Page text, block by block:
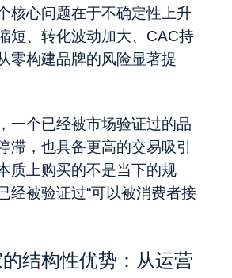
核心问题在于不确定性上升
、转化波动加大、CAC持
零构建品牌的风险显著提
一个已经被市场验证过的品
滞，也具备更高的交易吸引
质上购买的不是当下的规
经被验证过“可以被消费者接
结构性优势：从运营